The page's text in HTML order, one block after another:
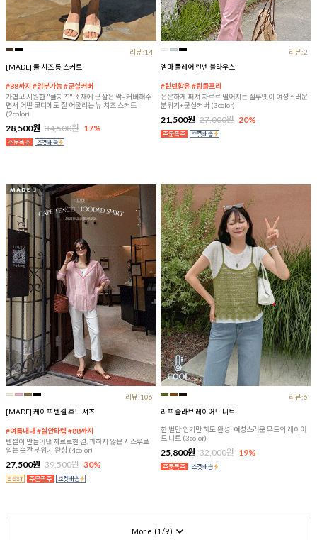
리뷰:14
[MADE] 쿨 치즈 롱 스커트
#88까지 #임부가능 #군살커버
가볍고 시원한 "쿨치즈" 소재에 군살은 싹~커버해주
면서 어떤 코디에도 잘 어울리는 뉴 치즈 스커트
(2color)
28,500원 34,500원 17%
리뷰:2
엠마 플레어 린넨 블라우스
#린넨함유 #링클프리
은은하게 퍼져 차르르 떨어지는 실루엣이 여성스러운
분위기+군살커버 (3color)
21,500원 27,000원 20%
리뷰:106
[MADE] 케이프 텐셀 후드 셔츠
#여름내내 #살안타템 #88까지
텐셀이 만들어낸 차르르한 결, 과하지 않은 시스루로
입는 순간 분위기 완성 (4color)
27,500원 39,500원 30%
리뷰:6
리프 슬라브 레이어드 니트
한 벌만 입기만 해도 완성! 여성스러운 무드의 레이어
드 니트 (3color)
25,800원 32,000원 19%
More (1 /9)